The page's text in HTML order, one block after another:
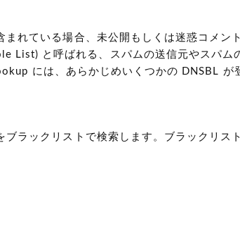
れている場合、未公開もしくは迷惑コメン
List) と呼ばれる、スパムの送信元やスパ
には、あらかじめいくつかの DNSBL が
ラックリストで検索します。ブラックリス